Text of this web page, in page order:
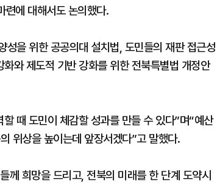
련에 대해서도 논의했다.
을 위한 공공의대 설치법, 도민들의 재판 접근성
와 제도적 기반 강화를 위한 전북특별법 개정안
때 도민이 체감할 성과를 만들 수 있다”며“예산
위상을 높이는데 앞장서겠다”고 말했다.
께 희망을 드리고, 전북의 미래를 한 단계 도약시